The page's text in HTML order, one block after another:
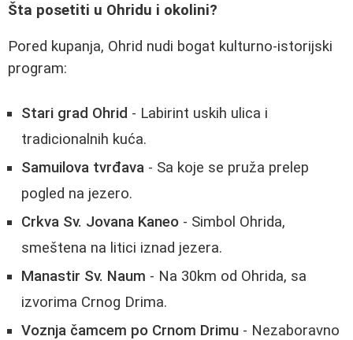
Šta posetiti u Ohridu i okolini?
Pored kupanja, Ohrid nudi bogat kulturno-istorijski
program:
Stari grad Ohrid - Labirint uskih ulica i
tradicionalnih kuća.
Samuilova tvrđava - Sa koje se pruža prelep
pogled na jezero.
Crkva Sv. Jovana Kaneo - Simbol Ohrida,
smeštena na litici iznad jezera.
Manastir Sv. Naum - Na 30km od Ohrida, sa
izvorima Crnog Drima.
Voznja čamcem po Crnom Drimu - Nezaboravno